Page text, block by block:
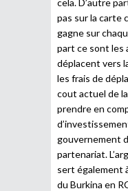
pas sur la carte
gagne sur
part ce sont les
déplacent vers
les frais de
cout actuel de
prendre en
gouvernement
partenariat.
sert également
du Burkina en